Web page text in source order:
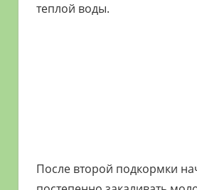
теплой воды.
После второй подкормки